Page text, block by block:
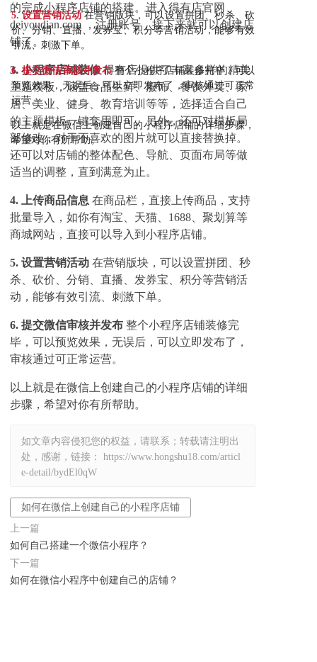
的完成小程序店铺的搭建。进入得有店官网
deiyoudian.com ，注册账号，接下来就可以创建店
铺了。
3. 小程序店铺装修得有店提供了丰富多样的精美
主题模板，涵盖食品生鲜、服饰、餐饮外卖、家
居、美业、健身、教育培训等等，选择适合自己
的主题模板一键套用即可。另外，还可对模板局
部修改，对于不喜欢的图片就可以直接替换掉。
还可以对店铺的整体配色、导航、页面布局等做
适当的调整，直到满意为止。
4. 上传商品信息 在商品栏，直接上传商品，支持
批量导入，如你有淘宝、天猫、1688、聚划算等
商城网站，直接可以导入到小程序店铺。
5. 设置营销活动 在营销版块，可以设置拼团、秒
杀、砍价、分销、直播、发券宝、积分等营销活
动，能够有效引流、刺激下单。
6. 提交微信审核并发布 整个小程序店铺装修完
毕，可以预览效果，无误后，可以立即发布了，
审核通过可正常运营。
以上就是在微信上创建自己的小程序店铺的详细
步骤，希望对你有所帮助。
如文章内容侵犯您的权益，请联系；转载请注明出
处，感谢，链接： https://www.hongshu18.com/articl
e-detail/bydEl0qW
如何在微信上创建自己的小程序店铺
上一篇
如何自己搭建一个微信小程序？
下一篇
如何在微信小程序中创建自己的店铺？
5. 设置营销活动在营销版块，可以设置拼团、秒杀、砍
价、分销、直播、发券宝、积分等营销活动，能够有效
引流、刺激下单。
6. 提交微信审核并发布整个小程序店铺装修完毕，可以
预览效果，无误后，可以立即发布了，审核通过可正常
运营。
以上就是在微信上创建自己的小程序店铺的详细步骤，
希望对你有所帮助。